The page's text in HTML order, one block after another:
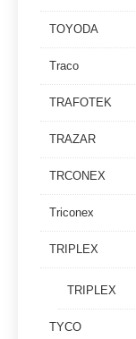
TOYODA
Traco
TRAFOTEK
TRAZAR
TRCONEX
Triconex
TRIPLEX
TRIPLEX
TYCO